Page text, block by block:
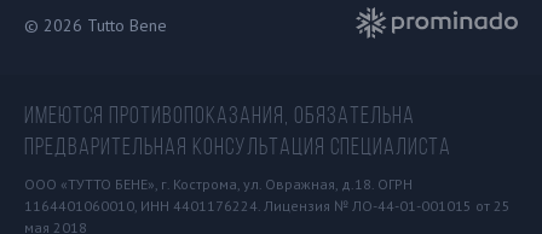
© 2026 Tutto Bene
ИМЕЮТСЯ ПРОТИВОПОКАЗАНИЯ, ОБЯЗАТЕЛЬНА
ПРЕДВАРИТЕЛЬНАЯ КОНСУЛЬТАЦИЯ СПЕЦИАЛИСТА
ООО «ТУТТО БЕНЕ», г. Кострома, ул. Овражная, д.18. ОГРН
1164401060010, ИНН 4401176224. Лицензия № ЛО-44-01-001015 от 25
мая 2018